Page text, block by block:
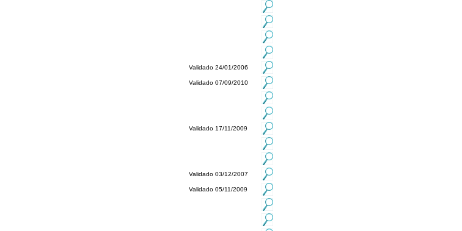
Validado 24/01/2006
Validado 07/09/2010
Validado 17/11/2009
Validado 03/12/2007
Validado 05/11/2009